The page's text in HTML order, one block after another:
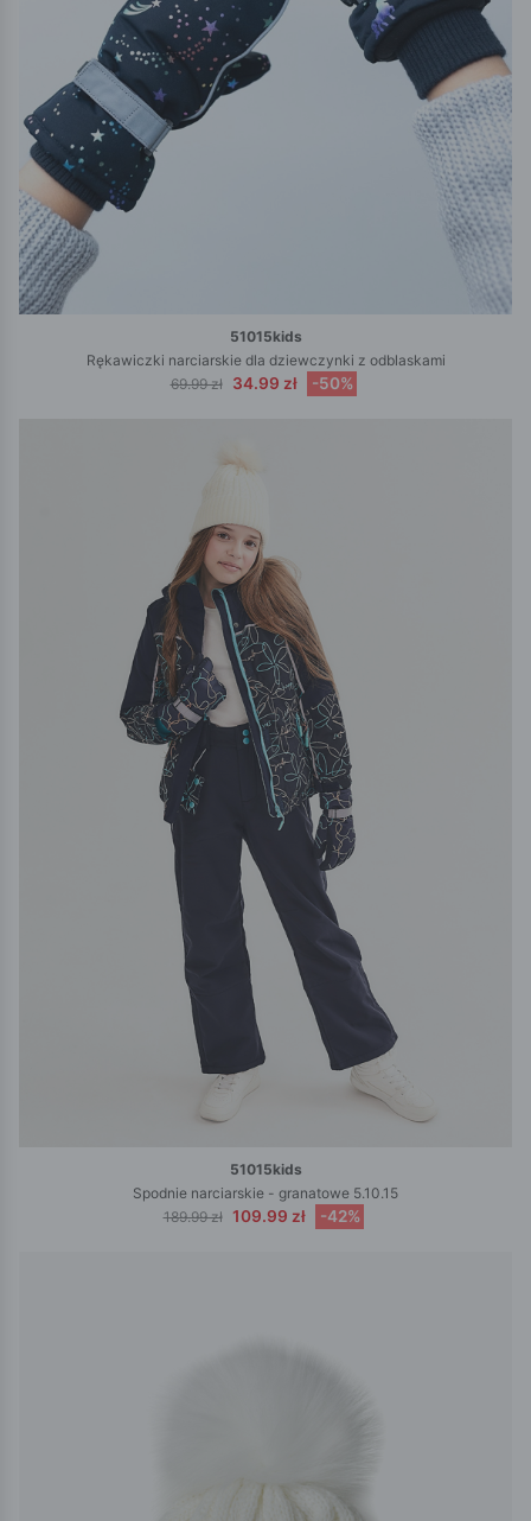
51015kids
Rękawiczki narciarskie dla dziewczynki z odblaskami
69.99 zł
34.99 zł -50%
51015kids
Spodnie narciarskie - granatowe 5.10.15
189.99 zł 109.99 zł -42%